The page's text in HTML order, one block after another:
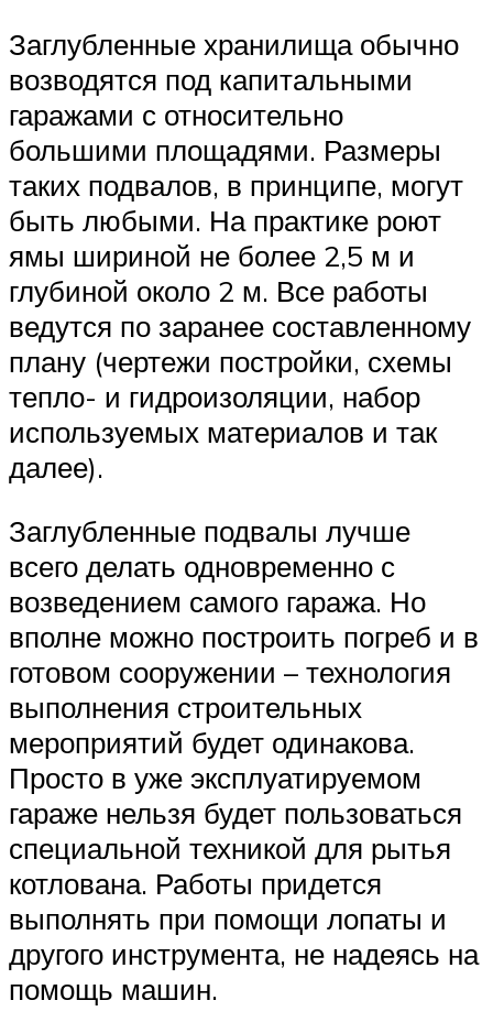
Заглубленные хранилища обычно
возводятся под капитальными
гаражами с относительно
большими площадями. Размеры
таких подвалов, в принципе, могут
быть любыми. На практике роют
ямы шириной не более 2,5 м и
глубиной около 2 м. Все работы
ведутся по заранее составленному
плану (чертежи постройки, схемы
тепло- и гидроизоляции, набор
используемых материалов и так
далее).
Заглубленные подвалы лучше
всего делать одновременно с
возведением самого гаража. Но
вполне можно построить погреб и в
готовом сооружении – технология
выполнения строительных
мероприятий будет одинакова.
Просто в уже эксплуатируемом
гараже нельзя будет пользоваться
специальной техникой для рытья
котлована. Работы придется
выполнять при помощи лопаты и
другого инструмента, не надеясь на
помощь машин.